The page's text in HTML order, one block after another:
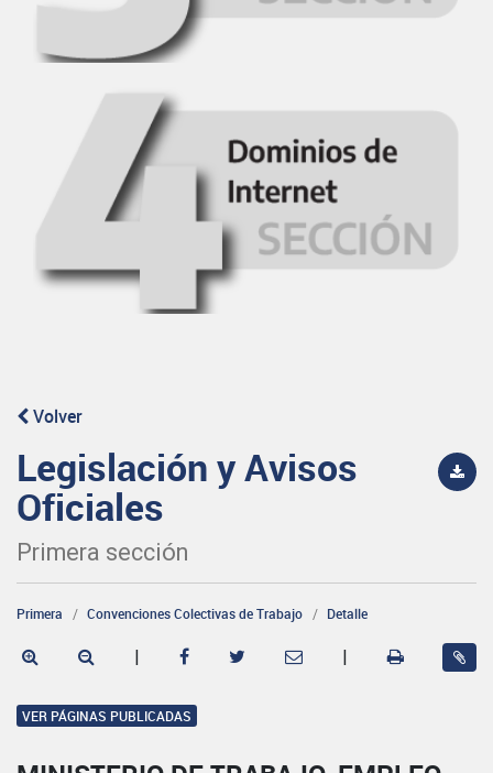
Volver
Legislación y Avisos
Oficiales
Primera sección
Primera Convenciones Colectivas de Trabajo Detalle
| |
VER PÁGINAS PUBLICADAS